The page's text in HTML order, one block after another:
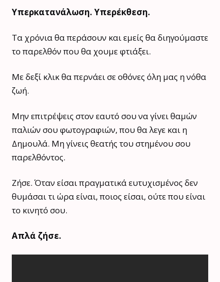
Υπερκατανάλωση. Υπερέκθεση.
Τα χρόνια θα περάσουν και εμείς θα διηγούμαστε
το παρελθόν που θα χουμε φτιάξει.
Με δεξί κλικ θα περνάει σε οθόνες όλη μας η νόθα
ζωή.
Μην επιτρέψεις στον εαυτό σου να γίνει θαμών
παλιών σου φωτογραφιών, που θα λεγε και η
Δημουλά. Μη γίνεις θεατής του στημένου σου
παρελθόντος.
Ζήσε. Όταν είσαι πραγματικά ευτυχισμένος δεν
θυμάσαι τι ώρα είναι, ποιος είσαι, ούτε που είναι
το κινητό σου.
Απλά ζήσε.